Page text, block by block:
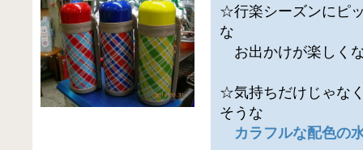
☆行楽シーズンにピ
な
お出かけが楽しく
☆気持ちだけじゃな
そうな
カラフルな配色の